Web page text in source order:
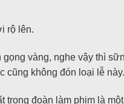
rộ lên.
vàng, nghe vậy thì
cũng không đón loại lễ
trong đoàn làm phim là